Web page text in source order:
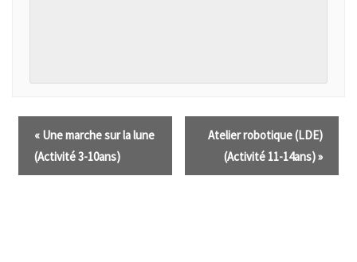
« Une marche sur la lune
(Activité 3-10ans)
Atelier robotique (LDE)
(Activité 11-14ans)»